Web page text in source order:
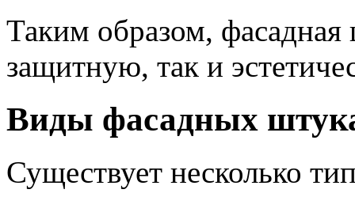
Таким образом, фасадная
защитную, так и
Виды фасадных
Существует несколько